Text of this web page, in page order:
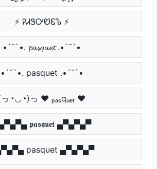
⚡ ᎮᏗᏕᎤᏬᏋᏖ ⚡
•´¯`•. 𝓹𝓪𝓼𝓺𝓾𝓮𝓽 .•´¯`•
•´¯`•. pasquet .•´¯`•
◔◡◔)っ ♥ ₚₐₛqᵤₑₜ ♥
𝖕𝖆𝖘𝖖𝖚𝖊𝖙 ▄▀▄▀▄▀
pasquet ▄▀▄▀▄▀